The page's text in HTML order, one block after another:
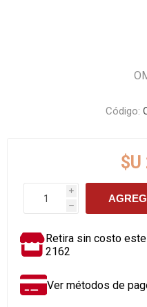
Código:
$U
i
h
Retira sin costo
2162
Ver métodos de